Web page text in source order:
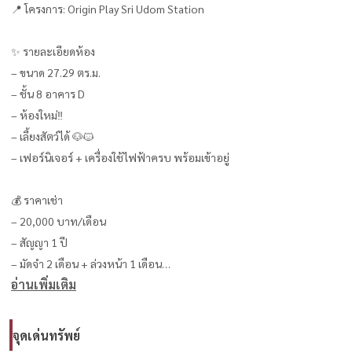
📍 โครงการ: Origin Play Sri Udom Station
✨ รายละเอียดห้อง
– ขนาด 27.29 ตร.ม.
– ชั้น 8 อาคาร D
– ห้องใหม่‼️
– เลี้ยงสัตว์ได้ 🐶🐱
– เฟอร์นิเจอร์ + เครื่องใช้ไฟฟ้าครบ พร้อมเข้าอยู่
💰 ราคาเช่า
– 20,000 บาท/เดือน
– สัญญา 1 ปี
– มัดจำ 2 เดือน + ล่วงหน้า 1 เดือน
– แอร์
– ทีวี
อ่านเพิ่มเติม
จุดเด่นทรัพย์